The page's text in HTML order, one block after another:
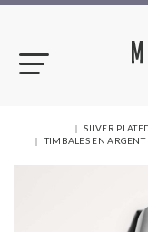
Skip
SILVER
TIMBALES EN ARGENT